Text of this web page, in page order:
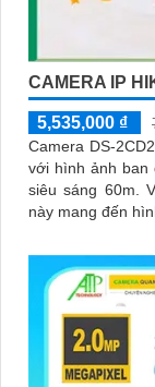
CAMERA IP
5,535,000 ₫
Camera DS-
với hình ảnh ban
siêu sáng 60m. Với độ phân giải FULL HD 1080P, camera
này mang đến